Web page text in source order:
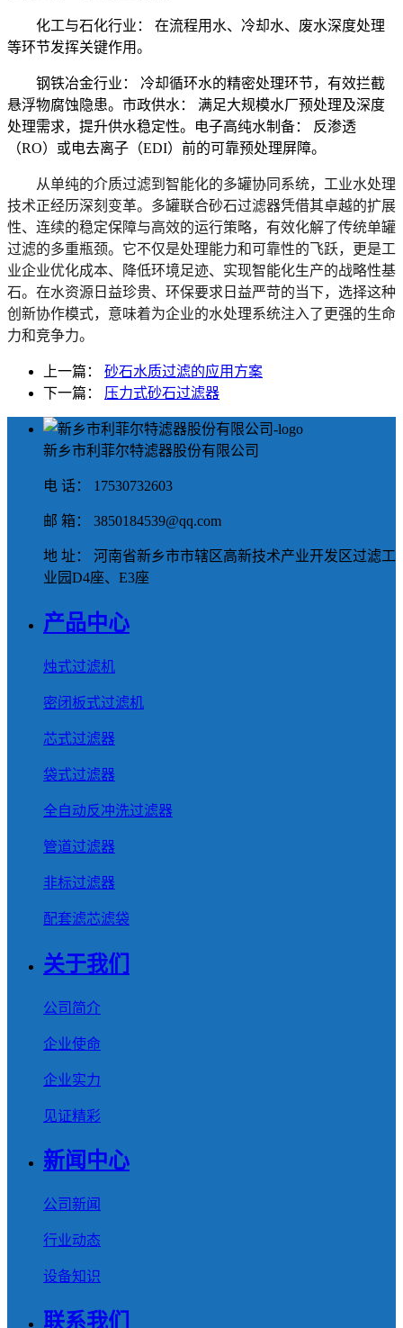
化工与石化行业：
在流程用水、冷却水、废水深度处理
等环节发挥关键作用。
钢铁冶金行业：
冷却循环水的精密处理环节，有效拦截
悬浮物腐蚀隐患。 市政供水：
满足大规模水厂预处理及深度
处理需求，提升供水稳定性。
电子高纯水制备：
反渗透
（RO）或电去离子（EDI）前的可靠预处理屏障。
从单纯的介质过滤到智能化的多罐协同系统，工业水处理
技术正经历深刻变革。多罐联合砂石过滤器凭借其卓越的扩展
性、连续的稳定保障与高效的运行策略，有效化解了传统单罐
过滤的多重瓶颈。它不仅是处理能力和可靠性的飞跃，更是工
业企业优化成本、降低环境足迹、实现智能化生产的战略性基
石。在水资源日益珍贵、环保要求日益严苛的当下， 选择这种
创新协作模式，意味着为企业的水处理系统注入了更强的生命
力和竞争力。
上一篇： 砂石水质过滤的应用方案
下一篇： 压力式砂石过滤器
新乡市利菲尔特滤器股份有限公司
电 话： 17530732603
邮 箱： 3850184539@qq.com
地 址： 河南省新乡市市辖区高新技术产业开发区过滤工
业园D4座、E3座
产品中心
烛式过滤机
密闭板式过滤机
芯式过滤器
袋式过滤器
全自动反冲洗过滤器
管道过滤器
非标过滤器
配套滤芯滤袋
关于我们
公司简介
企业使命
企业实力
见证精彩
新闻中心
公司新闻
行业动态
设备知识
联系我们